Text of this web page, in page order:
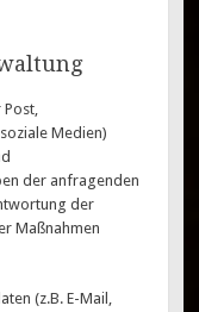
Medien)
der anfragenden
der
Maßnahmen
(z.B. E-Mail,